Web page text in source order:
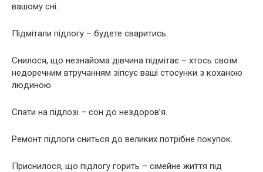
вашому сні.
Підмітали підлогу – будете сваритись.
Снилося, що незнайома дівчина підмітає – хтось своїм
недоречним втручанням зіпсує ваші стосунки з коханою
людиною.
Спати на підлозі – сон до нездоров’я.
Ремонт підлоги сниться до великих потрібне покупок.
Приснилося, що підлогу горить – сімейне життя під